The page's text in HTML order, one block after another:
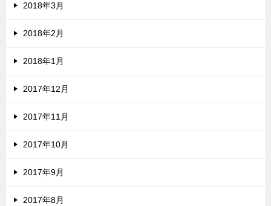
2018年3月
2018年2月
2018年1月
2017年12月
2017年11月
2017年10月
2017年9月
2017年8月